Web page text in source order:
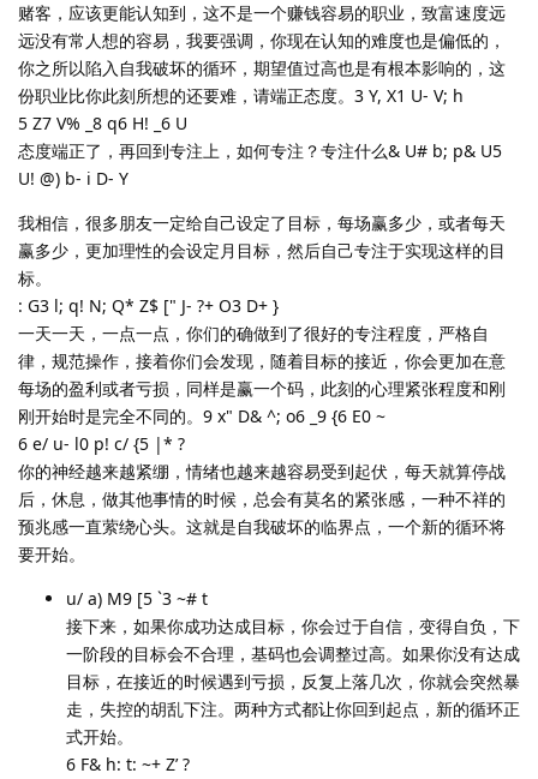
赌客，应该更能认知到，这不是一个赚钱容易的职业，致富速度远
远没有常人想的容易，我要强调，你现在认知的难度也是偏低的，
你之所以陷入自我破坏的循环，期望值过高也是有根本影响的，这
份职业比你此刻所想的还要难，请端正态度。3 Y, X1 U- V; h
5 Z7 V% _8 q6 H! _6 U
态度端正了，再回到专注上，如何专注？专注什么& U# b; p& U5
U! @) b- i D- Y
我相信，很多朋友一定给自己设定了目标，每场赢多少，或者每天
赢多少，更加理性的会设定月目标，然后自己专注于实现这样的目
标。
: G3 l; q! N; Q* Z$ [" J- ?+ O3 D+ }
一天一天，一点一点，你们的确做到了很好的专注程度，严格自
律，规范操作，接着你们会发现，随着目标的接近，你会更加在意
每场的盈利或者亏损，同样是赢一个码，此刻的心理紧张程度和刚
刚开始时是完全不同的。9 x" D& ^; o6 _9 {6 E0 ~
6 e/ u- l0 p! c/ {5 |* ?
你的神经越来越紧绷，情绪也越来越容易受到起伏，每天就算停战
后，休息，做其他事情的时候，总会有莫名的紧张感，一种不祥的
预兆感一直萦绕心头。这就是自我破坏的临界点，一个新的循环将
要开始。
u/ a) M9 [5 `3 ~# t
接下来，如果你成功达成目标，你会过于自信，变得自负，下
一阶段的目标会不合理，基码也会调整过高。如果你没有达成
目标，在接近的时候遇到亏损，反复上落几次，你就会突然暴
走，失控的胡乱下注。两种方式都让你回到起点，新的循环正
式开始。
6 F& h: t: ~+ Z’ ?